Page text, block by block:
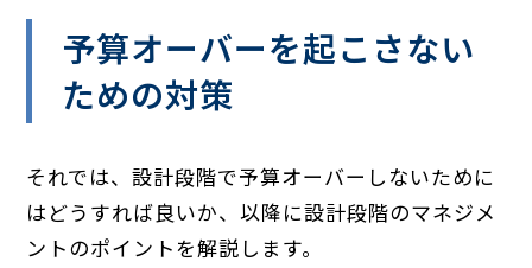
予算オーバーを起こさない
ための対策
それでは、設計段階で予算オーバーしないために
はどうすれば良いか、以降に設計段階のマネジメ
ントのポイントを解説します。